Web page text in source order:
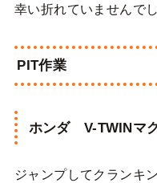
幸い折れていませんでし
PIT作業
ホンダ V-TWINマ
ジャンプしてクランキ